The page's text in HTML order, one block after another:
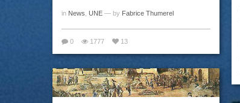
in News UNE — by Fabrice Thumerel
0 1777 13